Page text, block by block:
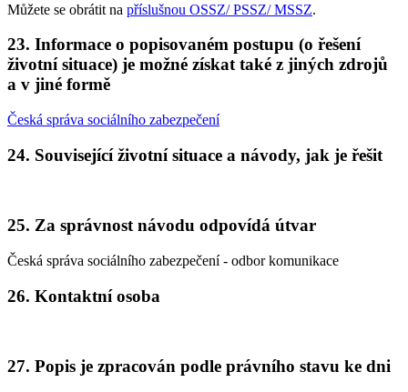
Můžete se obrátit na příslušnou OSSZ/ PSSZ/ MSSZ.
23. Informace o popisovaném postupu (o řešení
životní situace) je možné získat také z jiných zdrojů
a v jiné formě
Česká správa sociálního zabezpečení
24. Související životní situace a návody, jak je řešit
25. Za správnost návodu odpovídá útvar
Česká správa sociálního zabezpečení - odbor komunikace
26. Kontaktní osoba
27. Popis je zpracován podle právního stavu ke dni